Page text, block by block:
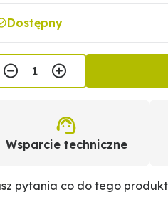
Dostępny
Wsparcie techniczne
pytania co do tego